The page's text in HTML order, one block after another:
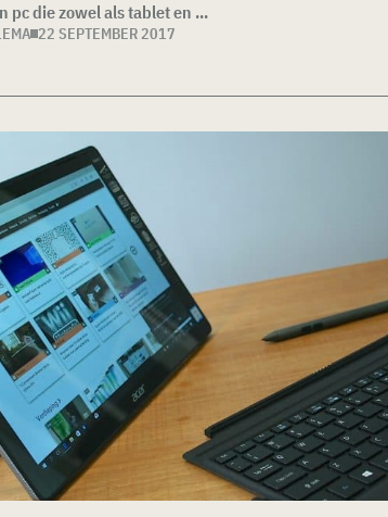
pc die zowel als tablet en ...
22 SEPTEMBER 2017